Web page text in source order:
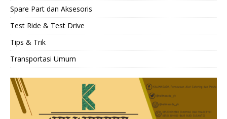
Spare Part dan Aksesoris
Test Ride & Test Drive
Tips & Trik
Transportasi Umum